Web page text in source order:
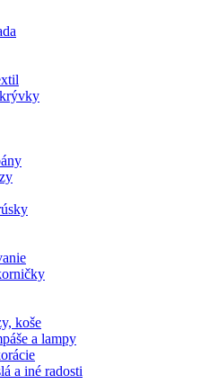
koše
a lampy
a iné radosti